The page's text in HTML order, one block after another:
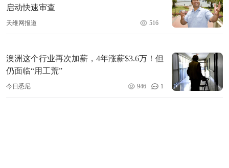
启动快速审查
天维网报道 516
澳洲这个行业再次加薪，4年涨薪$3.6万！但
仍面临“用工荒”
今日悉尼 946 1